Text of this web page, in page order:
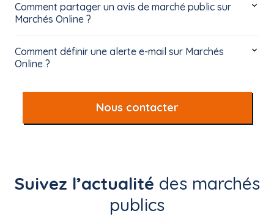
Comment partager un avis de marché public sur
Marchés Online ?
Comment définir une alerte e-mail sur Marchés
Online ?
Nous contacter
Suivez l’actualité des marchés
publics